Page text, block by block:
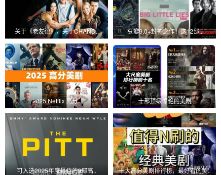
关于《老友记》，关于CHAND.. 豆瓣9.0+封神之作！这12部..
2025 Netflix 高分.. 十部顶级惊艳的美剧
可入选2025年度最佳的9部高.. 十大高分美剧排行榜，最好看的美..